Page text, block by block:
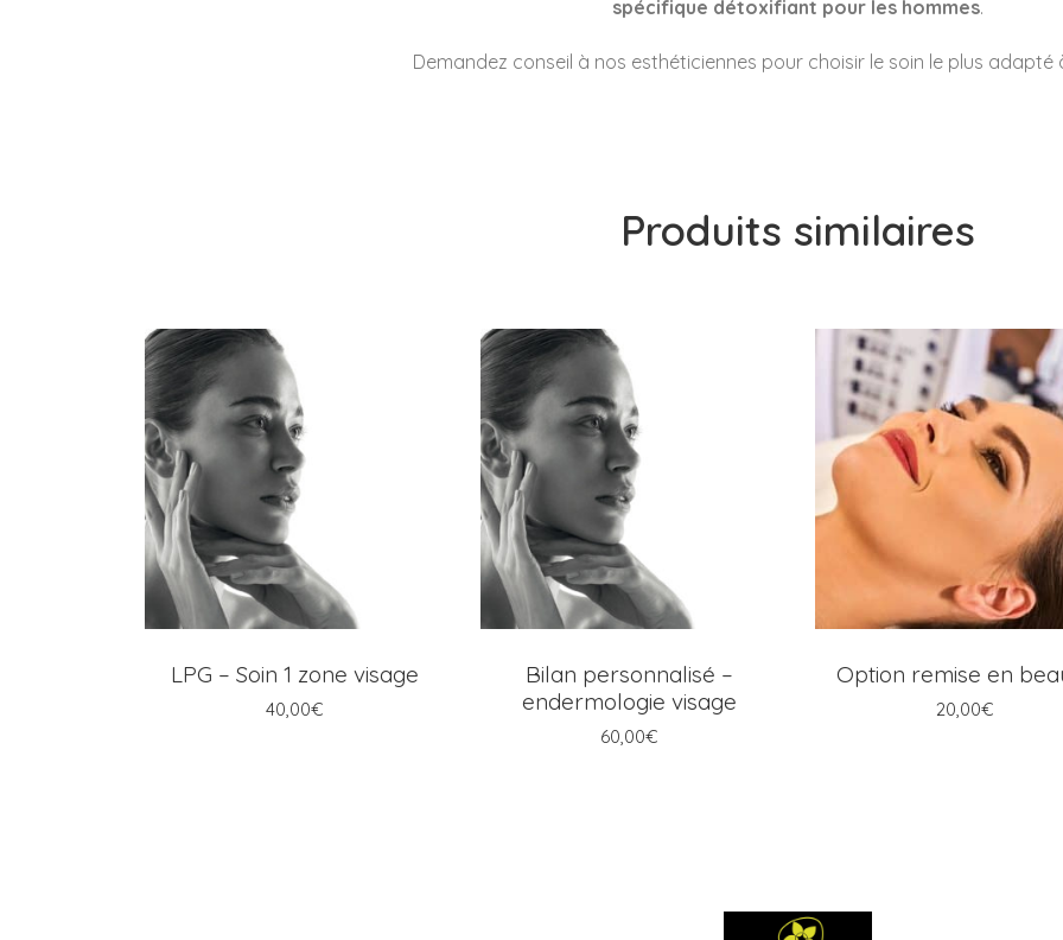
spécifique détoxifiant pour les hommes.
Demandez conseil à nos esthéticiennes pour choisir le soin le plus adapté
Produits similaires
AJOUTER AU PANIER
LPG – Soin 1 zone visage
40,00€
AJOUTER AU PANIER
Bilan personnalisé –
endermologie visage
60,00€
AJOUTER AU PANIER
Option remise en
20,00€